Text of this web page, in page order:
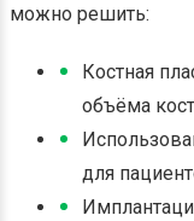
можно решить:
Костная
объёма
для